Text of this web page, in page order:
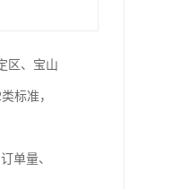
区、宝山
标准，
单量、